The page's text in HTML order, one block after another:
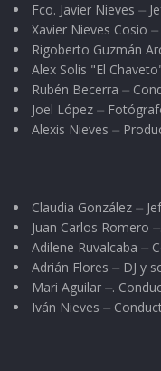
Fco. Javier Nieves ⏤
Xavier Nieves Cosio
Rigoberto Guzmán
Alex Solis "El
Rubén Becerra ⏤
Joel López ⏤
Alexis Nieves ⏤
Claudia González ⏤
Juan Carlos Romero
Adilene Ruvalcaba ⏤
Adrián Flores ⏤ DJ y
Mari Aguilar ⏤.
Iván Nieves ⏤